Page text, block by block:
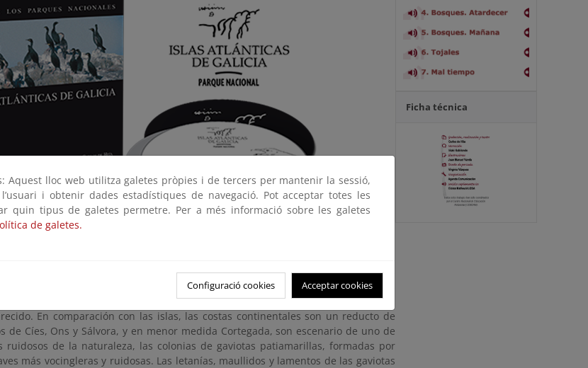
las islas atlánticas de Galicia parecen las prolongaciones naturales de las crestas
las rías. Desde cerca su aspecto confirma esa visión: las mismas formas
playas protegidas en la cara interior, iguales rompientes hacia mar abierto.
En comparación con las islas, las costas continentales son un reducto de
de Cíes, Ons y Sálvora, y en menor medida Cortegada, son escenario de uno de
ruidosos de la naturaleza, las colonias de gaviotas patiamarillas, formadas por
más vocingleras y ruidosas. Las letanías, maullidos y lamentos de las gaviotas
Ficha técnica
Aquest lloc web utilitza galetes pròpies i de tercers per mantenir la sessió,
i obtenir dades estadístiques de navegació. Pot acceptar totes les
quin tipus de galetes permetre. Per a més informació sobre les galetes
de galetes.
Configuració cookies Acceptar cookies